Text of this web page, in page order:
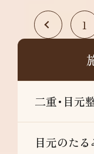
1
二重･目元
目元のた